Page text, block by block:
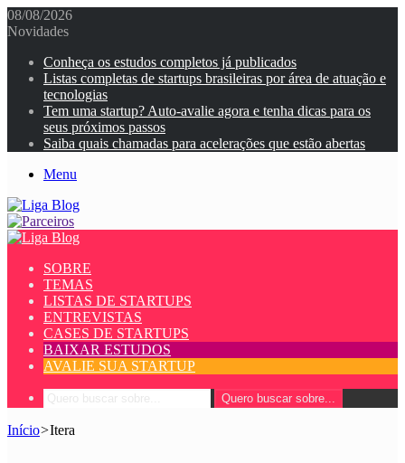
08/08/2026
Novidades
Conheça os estudos completos já publicados
Listas completas de startups brasileiras por área de atuação e
tecnologias
Tem uma startup? Auto-avalie agora e tenha dicas para os
seus próximos passos
Saiba quais chamadas para acelerações que estão abertas
Menu
SOBRE
TEMAS
LISTAS DE STARTUPS
ENTREVISTAS
CASES DE STARTUPS
BAIXAR ESTUDOS
AVALIE SUA STARTUP
Quero buscar sobre...
Início>Itera